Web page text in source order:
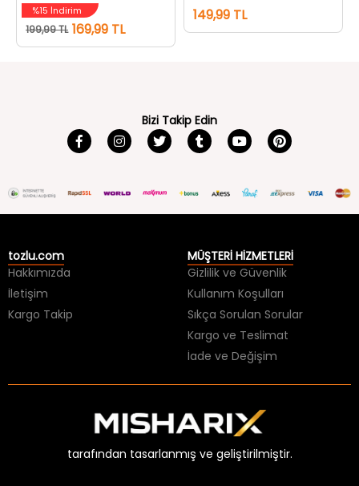
%15 İndirim
199,99 TL 169,99 TL
149,99 TL
Bizi Takip Edin
tozlu.com
Hakkımızda
İletişim
Kargo Takip
MÜŞTERİ HİZMETLERİ
Gizlilik ve Güvenlik
Kullanım Koşulları
Sıkça Sorulan Sorular
Kargo ve Teslimat
İade ve Değişim
tarafından tasarlanmış ve geliştirilmiştir.